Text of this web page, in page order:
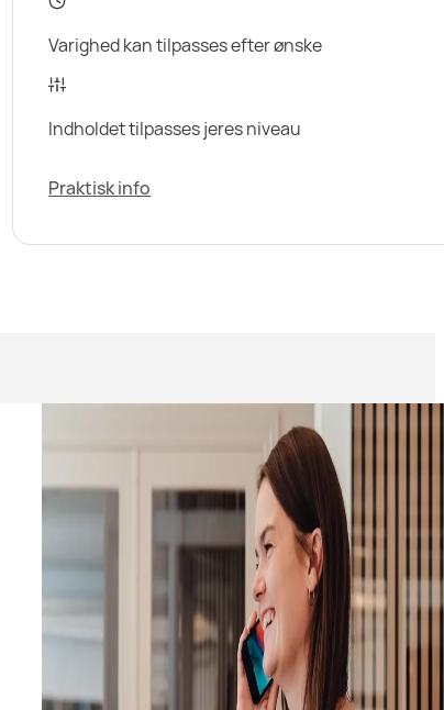
Varighed kan tilpasses efter ønske
Indholdet tilpasses jeres niveau
Praktisk info